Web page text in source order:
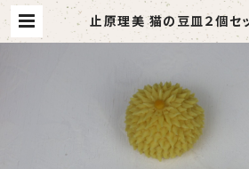
止原理美 猫の豆皿２個
焼 風来房